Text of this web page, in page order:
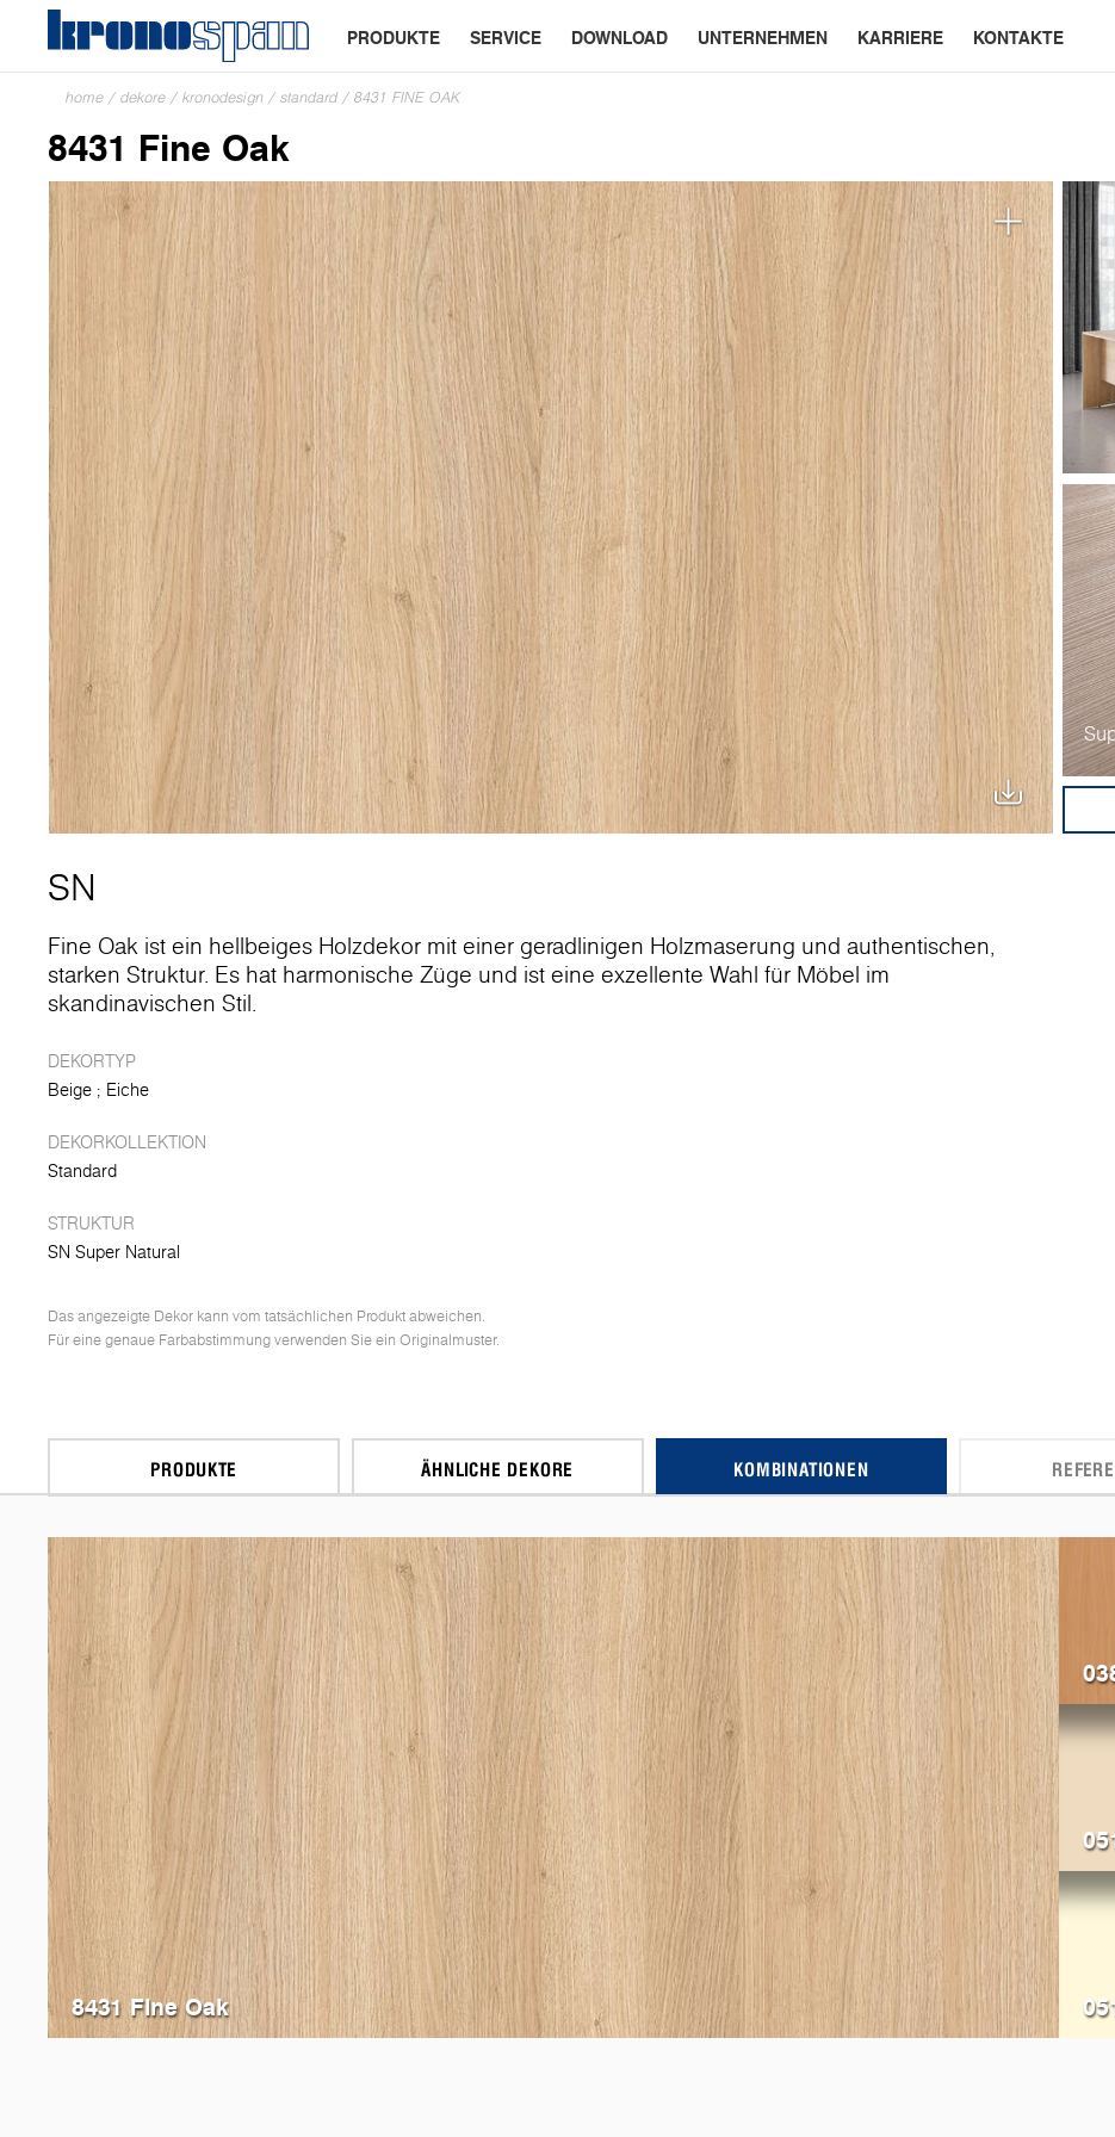
PRODUKTE SERVICE DOWNLOAD UNTERNEHMEN KARRIERE KONTAKTE
home / dekore / kronodesign / standard / 8431 FINE OAK
8431 Fine Oak
SN
Fine Oak ist ein hellbeiges Holzdekor mit einer geradlinigen Holzmaserung und authentischen,
starken Struktur. Es hat harmonische Züge und ist eine exzellente Wahl für Möbel im
skandinavischen Stil.
DEKORTYP
Beige
Eiche
DEKORKOLLEKTION
Standard
STRUKTUR
SN Super Natural
Das angezeigte Dekor kann vom tatsächlichen Produkt abweichen.
Für eine genaue Farbabstimmung verwenden Sie ein Originalmuster.
PRODUKTE ÄHNLICHE DEKORE KOMBINATIONEN
5529Oregon 8921Ferrara Oak 3025
8431 Fine Oak